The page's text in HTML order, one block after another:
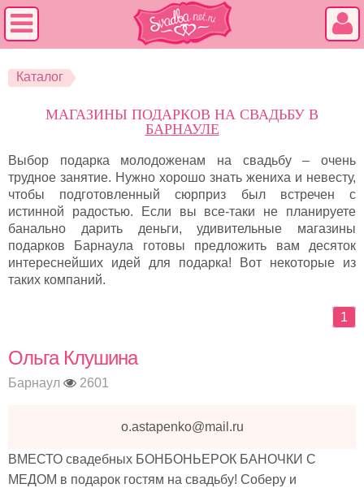
Каталог
МАГАЗИНЫ ПОДАРКОВ НА СВАДЬБУ В
БАРНАУЛЕ
Выбор подарка молодоженам на свадьбу – очень
трудное занятие. Нужно хорошо знать жениха и невесту,
чтобы подготовленный сюрприз был встречен с
истинной радостью. Если вы все-таки не планируете
банально дарить деньги, удивительные магазины
подарков Барнаула готовы предложить вам десяток
интереснейших идей для подарка! Вот некоторые из
таких компаний.
1
Ольга Клушина
Барнаул 2601
o.astapenko@mail.ru
ВМЕСТО свадебных БОНБОНЬЕРОК БАНОЧКИ С
МЕДОМ в подарок гостям на свадьбу! Cоберу и